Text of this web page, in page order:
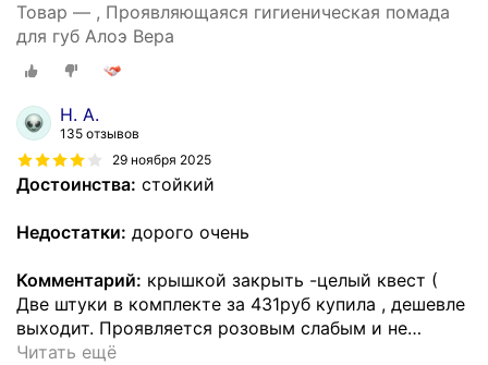
Товар — , Проявляющаяся гигиеническая помада
для губ Алоэ Вера
Н. А.
135 отзывов
29 ноября 2025
Достоинства: стойкий
Недостатки: дорого очень
Комментарий: крышкой закрыть -целый квест (
Две штуки в комплекте за 431руб купила , дешевле
выходит. Проявляется розовым слабым и не…
Читать ещё